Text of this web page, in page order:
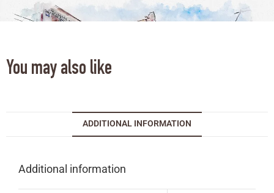
You may also like
ADDITIONAL INFORMATION
Additional information